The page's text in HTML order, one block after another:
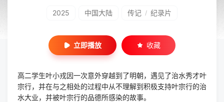
2025 中国大陆 传记 / 纪录片
立即播放 收藏
高二学生叶小戎因一次意外穿越到了明朝，遇见了治水秀才叶
宗行，并在与之相处的过程中从不理解到积极支持叶宗行的治
水大业，并被叶宗行的品德所感染的故事。